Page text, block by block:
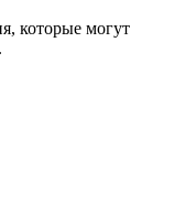
которые могут